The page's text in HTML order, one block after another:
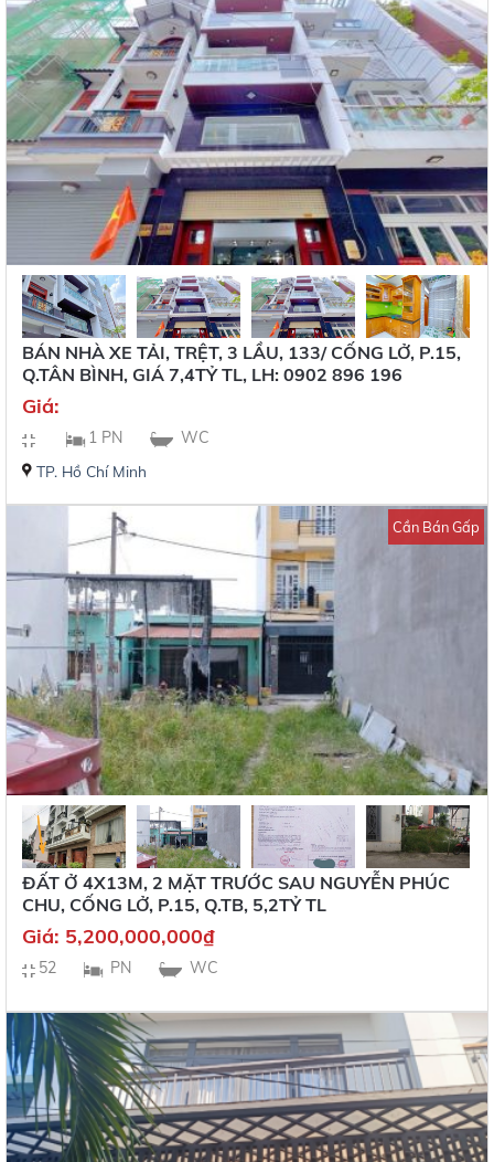
BÁN NHÀ XE TẢI, TRỆT, 3 LẦU, 133/ CỐNG LỞ, P.15,
Q.TÂN BÌNH, GIÁ 7,4TỶ TL, LH: 0902 896 196
Giá:
1 PN WC
TP. Hồ Chí Minh
Cần Bán Gấp
ĐẤT Ở 4X13M, 2 MẶT TRƯỚC SAU NGUYỄN PHÚC
CHU, CỐNG LỞ, P.15, Q.TB, 5,2TỶ TL
Giá: 5,200,000,000₫
52 PN WC